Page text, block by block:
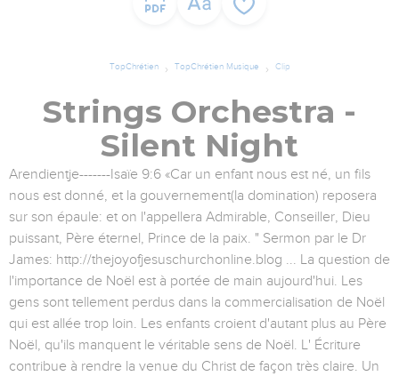
TopChrétien TopChrétien Musique Clip
Strings Orchestra -
Silent Night
Arendientje-------Isaïe 9:6 «Car un enfant nous est né, un fils
nous est donné, et la gouvernement(la domination) reposera
sur son épaule: et on l'appellera Admirable, Conseiller, Dieu
puissant, Père éternel, Prince de la paix. " Sermon par le Dr
James: http://thejoyofjesuschurchonline.blog ... La question de
l'importance de Noël est à portée de main aujourd'hui. Les
gens sont tellement perdus dans la commercialisation de Noël
qui est allée trop loin. Les enfants croient d'autant plus au Père
Noël, qu'ils manquent le véritable sens de Noël. L' Écriture
contribue à rendre la venue du Christ de façon très claire. Un